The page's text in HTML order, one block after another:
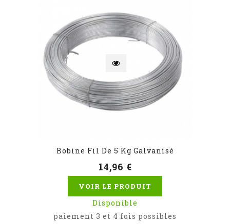
Bobine Fil De 5 Kg Galvanisé
14,96 €
VOIR LE PRODUIT
Disponible
paiement 3 et 4 fois possibles